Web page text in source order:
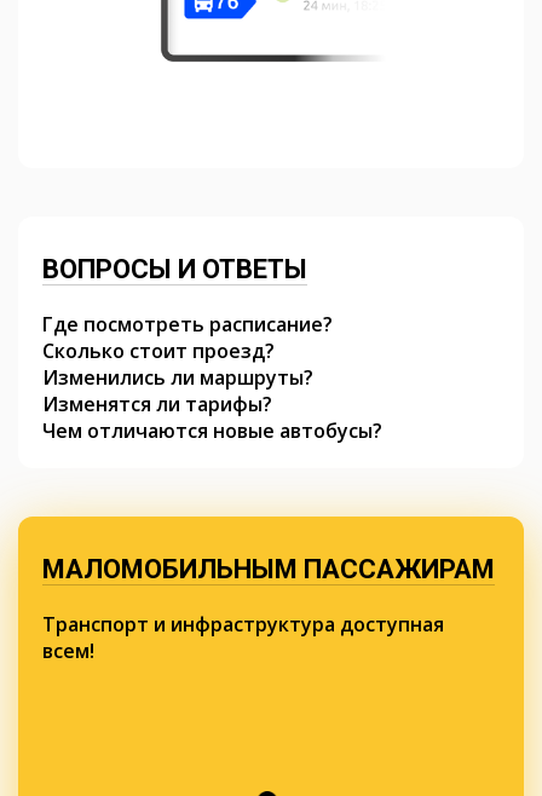
ВОПРОСЫ И ОТВЕТЫ
Где посмотреть расписание?
Сколько стоит проезд?
Изменились ли маршруты?
Изменятся ли тарифы?
Чем отличаются новые автобусы?
МАЛОМОБИЛЬНЫМ ПАССАЖИРАМ
Транспорт и инфраструктура доступная
всем!